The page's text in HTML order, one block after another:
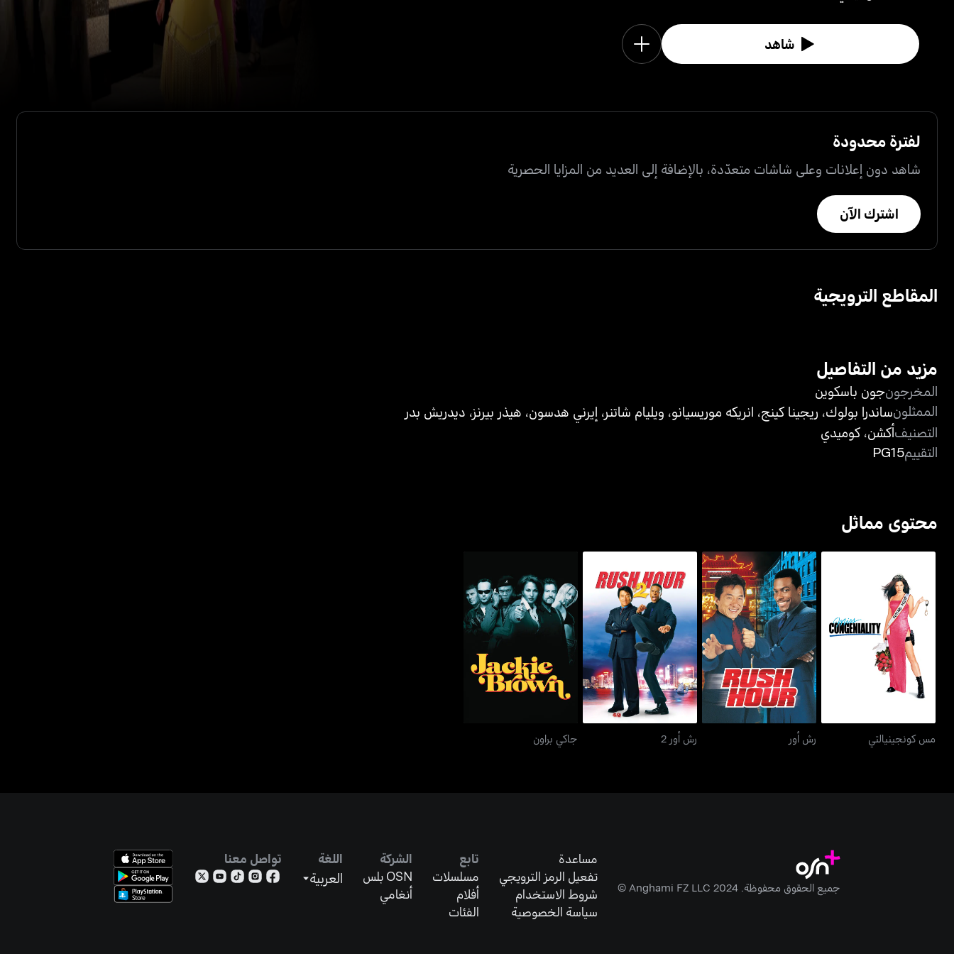
شاهد
لفترة محدودة
شاهد دون إعلانات وعلى شاشات متعدّدة، بالإضافة إلى العديد من المزايا الحصرية
اشترك الآن
المقاطع الترويجية
مزيد من التفاصيل
المخرجونجون باسكوين
الممثلونساندرا بولوك، ريجينا كينج، انريكه موريسيانو، ويليام شاتنر، إيرني هدسون، هيذر بيرنز، ديدريش بدر
التصنيفأكشن، كوميدي
التقييمPG15
محتوى مماثل
مس كونجينيالتي
مس كونجينيالتي
رش أور
رش أور
رش أور 2
رش أور 2
جاكي براون
جاكي براون
جميع الحقوق محفوظة. Anghami FZ LLC 2024 ©
مساعدة
تفعيل الرمز الترويجي
شروط الاستخدام
سياسة الخصوصية
تابع
مسلسلات
أفلام
الفئات
الشركة
OSN بلس
أنغامي
اللغة
العربية
تواصل معنا